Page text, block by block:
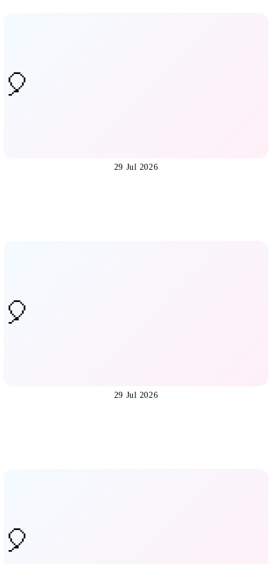
29 Jul 2026
29 Jul 2026